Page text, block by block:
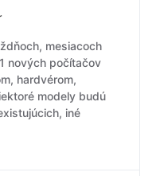
mesiacoch
nových počítačov
hardvérom,
modely budú
iné